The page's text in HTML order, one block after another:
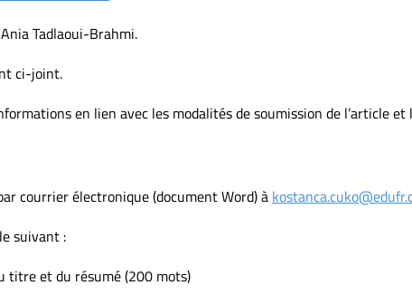
Tadlaoui-Brahmi.
ci-joint.
en lien avec les modalités de soumission de l’article
courrier électronique (document Word) à
suivant :
titre et du résumé (200 mots)